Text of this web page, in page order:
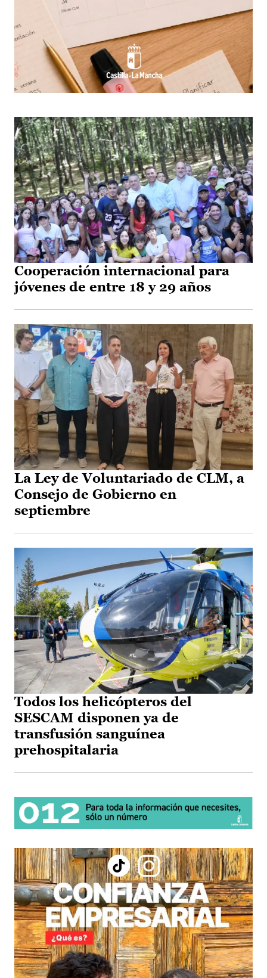
Cooperación internacional para
jóvenes de entre 18 y 29 años
La Ley de Voluntariado de CLM, a
Consejo de Gobierno en
septiembre
Todos los helicópteros del
SESCAM disponen ya de
transfusión sanguínea
prehospitalaria